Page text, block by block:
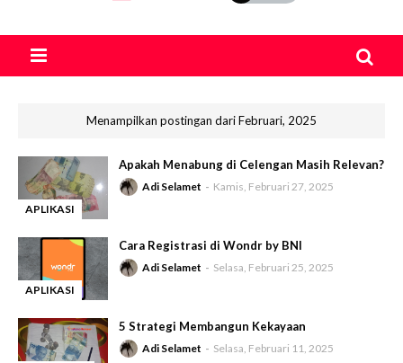
Menampilkan postingan dari Februari, 2025
APLIKASI
Apakah Menabung di Celengan Masih Relevan?
Adi Selamet Kamis, Februari 27, 2025
APLIKASI
Cara Registrasi di Wondr by BNI
Adi Selamet Selasa, Februari 25, 2025
5 Strategi Membangun Kekayaan
Adi Selamet Selasa, Februari 11, 2025